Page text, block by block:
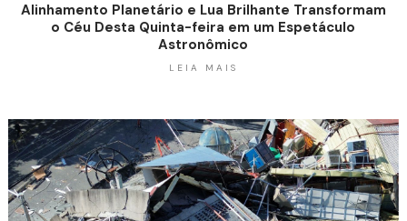
Alinhamento Planetário e Lua Brilhante Transformam
o Céu Desta Quinta-feira em um Espetáculo
Astronômico
LEIA MAIS